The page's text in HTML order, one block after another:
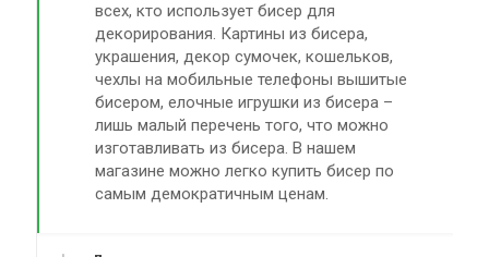
всех, кто использует бисер для
декорирования. Картины из бисера,
украшения, декор сумочек, кошельков,
чехлы на мобильные телефоны вышитые
бисером, елочные игрушки из бисера –
лишь малый перечень того, что можно
изготавливать из бисера. В нашем
магазине можно легко купить бисер по
самым демократичным ценам.